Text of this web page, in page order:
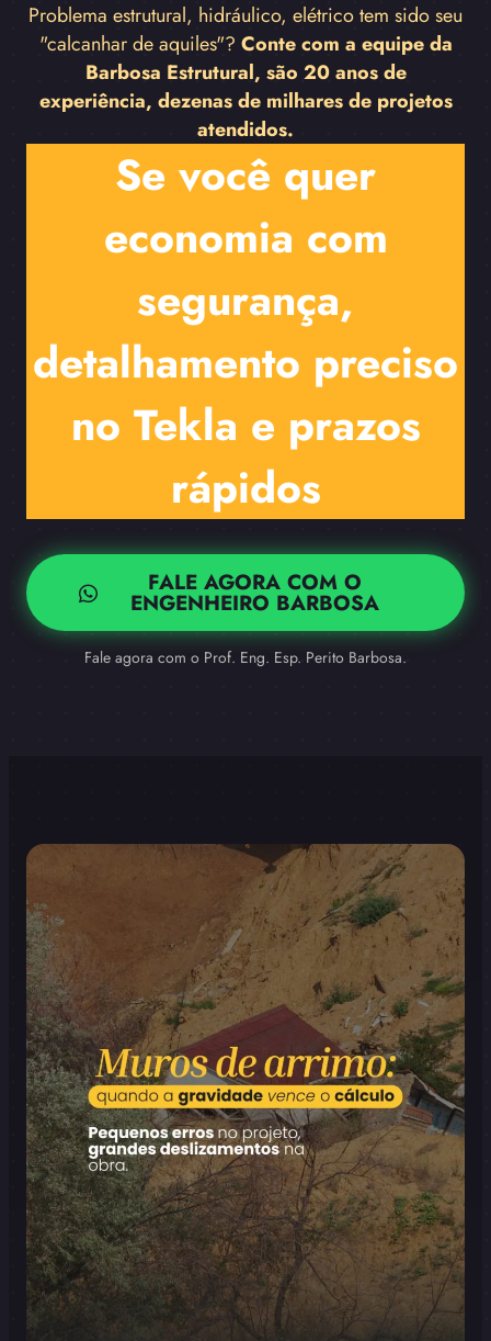
Problema estrutural, hidráulico, elétrico tem sido seu
"calcanhar de aquiles"? Conte com a equipe da
Barbosa Estrutural, são 20 anos de
experiência, dezenas de milhares de projetos
atendidos.
Se você quer
economia com
segurança,
detalhamento preciso
no Tekla e prazos
rápidos
FALE AGORA COM O
ENGENHEIRO BARBOSA
Fale agora com o Prof. Eng. Esp. Perito Barbosa.